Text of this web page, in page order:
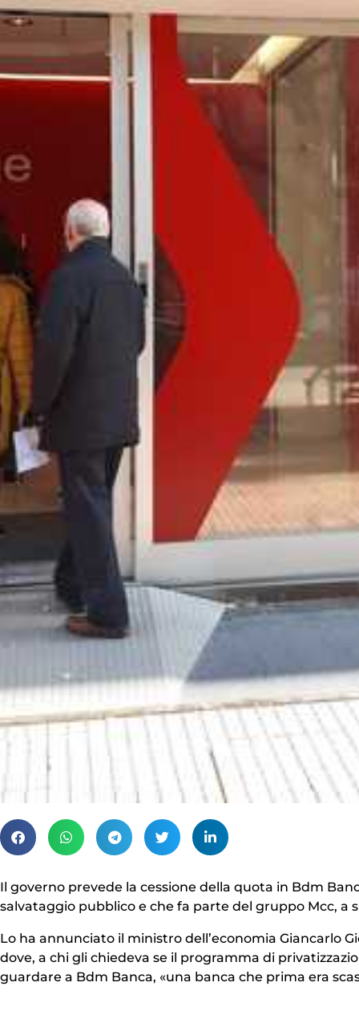
Il governo prevede la cessione della quota in Bdm
salvataggio pubblico e che fa parte del gruppo Mcc, a
Lo ha annunciato il ministro dell’economia Giancarlo
dove, a chi gli chiedeva se il programma di
guardare a Bdm Banca, «una banca che prima era